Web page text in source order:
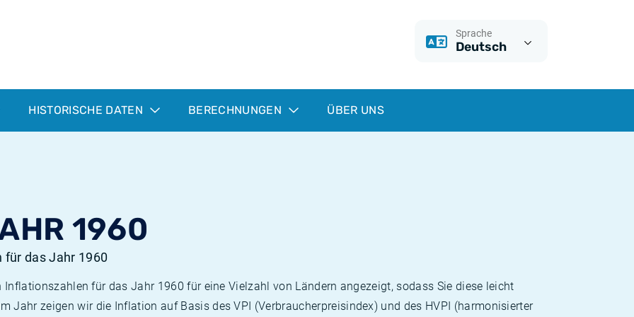
Sprache
Deutsch
HISTORISCHE DATEN BERECHNUNGEN ÜBER UNS
1960
das Jahr 1960
für das Jahr 1960 für eine Vielzahl von Ländern angezeigt, sodass Sie diese leicht
Jahr zeigen wir die Inflation auf Basis des VPI (Verbraucherpreisindex) und des HVPI (harmonisierter